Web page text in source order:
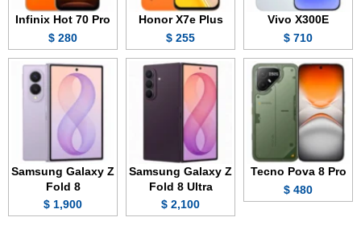
Vivo X300E
710 $
Honor X7e Plus
255 $
Infinix Hot 70 Pro
280 $
Tecno Pova 8 Pro
480 $
Samsung Galaxy Z
Fold 8 Ultra
2,100 $
Samsung Galaxy Z
Fold 8
1,900 $